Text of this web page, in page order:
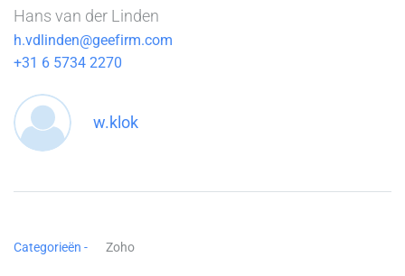
Hans van der Linden
h.vdlinden@geefirm.com
+31 6 5734 2270
w.klok
Categorieën - Zoho